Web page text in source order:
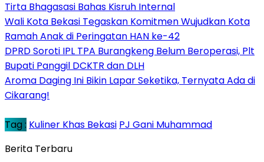
Tirta Bhagasasi Bahas Kisruh Internal
Wali Kota Bekasi Tegaskan Komitmen Wujudkan Kota
Ramah Anak di Peringatan HAN ke-42
DPRD Soroti IPL TPA Burangkeng Belum Beroperasi, Plt
Bupati Panggil DCKTR dan DLH
Aroma Daging Ini Bikin Lapar Seketika, Ternyata Ada di
Cikarang!
Tag : Kuliner Khas Bekasi PJ Gani Muhammad
Berita Terbaru